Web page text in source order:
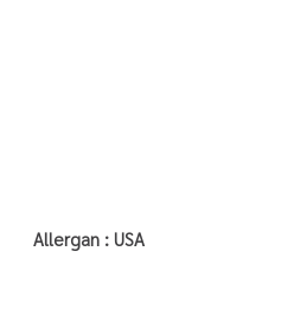
Allergan : USA